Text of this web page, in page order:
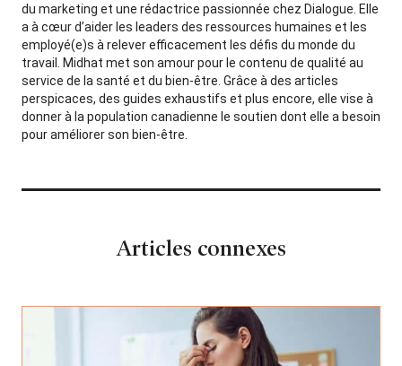
du marketing et une rédactrice passionnée chez Dialogue. Elle
a à cœur d’aider les leaders des ressources humaines et les
employé(e)s à relever efficacement les défis du monde du
travail. Midhat met son amour pour le contenu de qualité au
service de la santé et du bien-être. Grâce à des articles
perspicaces, des guides exhaustifs et plus encore, elle vise à
donner à la population canadienne le soutien dont elle a besoin
pour améliorer son bien-être.
Articles connexes